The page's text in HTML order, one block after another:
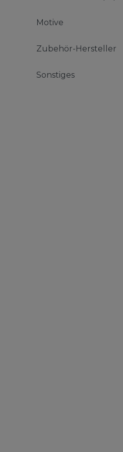
Motive
Zubehör-Hersteller
Sonstiges